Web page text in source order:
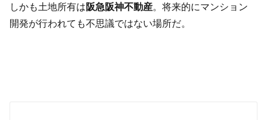
しかも土地所有は阪急阪神不動産 。将来的にマンション
開発が行われても不思議ではない場所だ。